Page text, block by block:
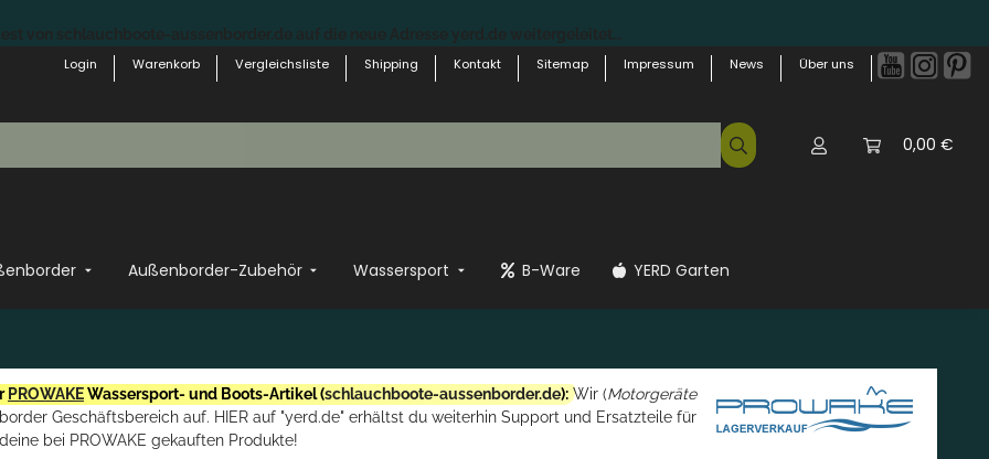
Login
Warenkorb Vergleichsliste Shipping Kontakt Sitemap Impressum News Über uns
0,00 €
Außenborder-Zubehör Wassersport B-Ware YERD Garten
PROWAKEWassersport- und Boots-Artikel (schlauchboote-aussenborder.de): Wir (Motorgeräte
Geschäftsbereich auf. HIER auf "yerd.de" erhältst du weiterhin Support und Ersatzteile für
deine bei PROWAKE gekauften Produkte!